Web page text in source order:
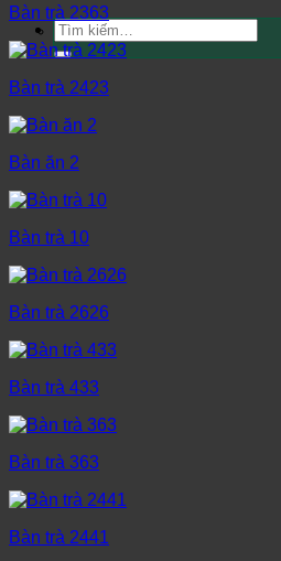
Tìm
kiếm:
Bàn trà 2363
Bàn trà 2423
Bàn ăn 2
Bàn trà 10
Bàn trà 2626
Bàn trà 433
Bàn trà 363
Bàn trà 2441